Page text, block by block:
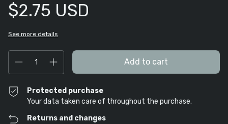
$2.75 USD
See more details
Protected purchase
Your data taken care of throughout the purchase.
Returns and changes